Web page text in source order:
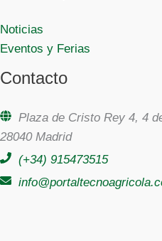
Noticias
Eventos y Ferias
Contacto
Plaza de Cristo Rey 4, 4
28040 Madrid
(+34) 915473515